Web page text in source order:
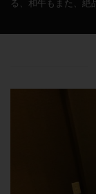
る、和牛もまた、絶